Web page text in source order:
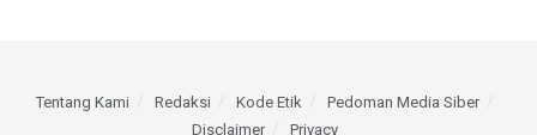
Tentang Kami Redaksi Kode Etik
Pedoman Media Siber
Disclaimer
Privacy